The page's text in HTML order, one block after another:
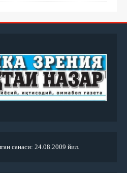
санаси: 24.08.2009 йил.